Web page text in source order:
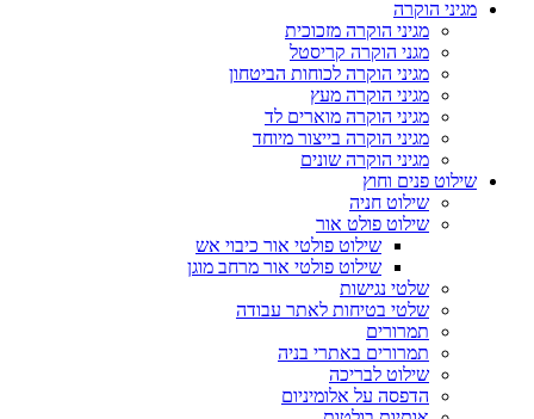
מגיני הוקרה
מגיני הוקרה מזכוכית
מגני הוקרה קריסטל
מגיני הוקרה לכוחות הביטחון
מגיני הוקרה מעץ
מגיני הוקרה מוארים לד
מגיני הוקרה בייצור מיוחד
מגיני הוקרה שונים
שילוט פנים וחוץ
שילוט חניה
שילוט פולט אור
שילוט פולטי אור כיבוי אש
שילוט פולטי אור מרחב מוגן
שלטי נגישות
שלטי בטיחות לאתר עבודה
תמרורים
תמרורים באתרי בניה
שילוט לבריכה
הדפסה על אלומיניום